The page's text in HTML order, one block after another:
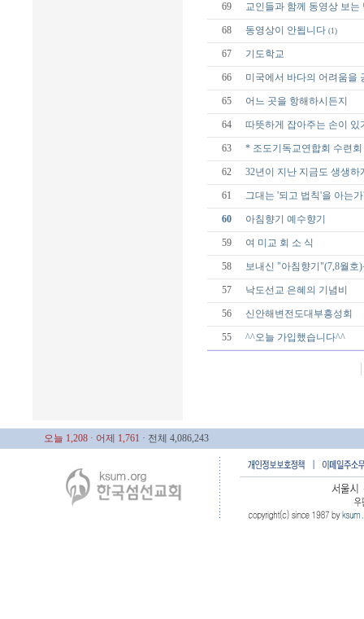
69 교인들과 함께 동영상 보는
68 동영상이 안됩니다 (1)
67 기도학교
66 미국에서 바다의 어려움을
65 어느 곳을 항해하시든지
64 따뜻하게 잡아주는 손이 있
63 * 조도기독교연합회 수련
62 32년이 지난 지금도 생생
61 그대는 '되고 법칙'을 아는가
60 아침향기 예수향기
59 여 미교 회 소 식
58 보내신 "아침향기"(7,8월호
57 낙도선교 은혜의 기념비
56 신안해변전도대부흥성회
55 ^^오늘 가입했습니다^^
오늘 1,208 · 어제 1,761 · 전체 4,086,243